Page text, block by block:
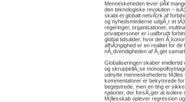
Menneskeheden lever pÃ¥
den teknologiske revolution −
skabt et globalt netvÃ¦rk af
og nyhedsmedierne udgÃ¸r et
regeringer, organisationer,
privatpersoner er i uafbrudt
global tidsalder, hvor den
afhÃ¦ngighed er en realitet for
nÃ¸dvendigheden af Ã¸get
Globaliseringen skaber
og skruppellÃ¸se
udnytte menneskehedens
kommentatorer er bekymrede
begejstrede, men en ting er
nationer, der forsÃ¸ger at
fÃ¦llesskab oplever regression